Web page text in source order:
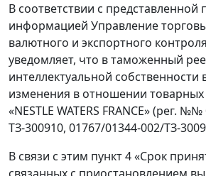
В соответствии с представленной
информацией Управление
валютного и экспортного
уведомляет, что в таможенный
интеллектуальной собственности
изменения в отношении
«NESTLE WATERS FRANCE» (рег.
ТЗ-300910, 01767/01344-002/ТЗ-
В связи с этим пункт 4 «Срок